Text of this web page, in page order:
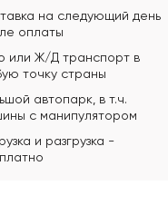
на следующий день
оплаты
или Ж/Д транспорт в
точку страны
автопарк, в т.ч.
с манипулятором
и разгрузка -